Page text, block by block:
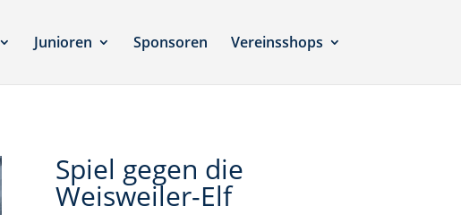
Junioren Sponsoren Vereinsshops
Spiel gegen die
Weisweiler-Elf